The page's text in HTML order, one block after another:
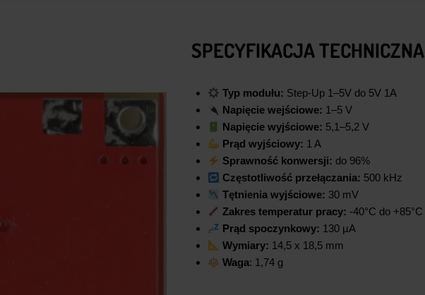
SPECYFIKACJA TECHNICZNA
Typ modułu: Step-Up 1–5V do 5V 1A
Napięcie wejściowe: 1–5 V
Napięcie wyjściowe: 5,1–5,2 V
Prąd wyjściowy: 1 A
Sprawność konwersji: do 96%
Częstotliwość przełączania: 500 kHz
Tętnienia wyjściowe: 30 mV
Zakres temperatur pracy: -40°C do +85°C
Prąd spoczynkowy: 130 µA
Wymiary: 14,5 x 18,5 mm
Waga: 1,74 g